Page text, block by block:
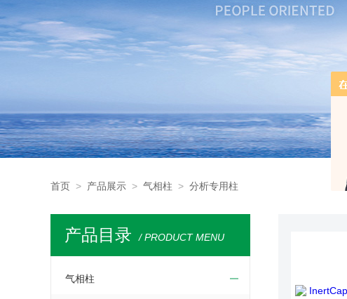
首页 > 产品展示 > 气相柱 > 分析专用柱
产品目录 / PRODUCT MENU
气相柱